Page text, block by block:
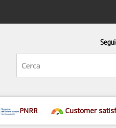
da
cercare
PNRR Customer